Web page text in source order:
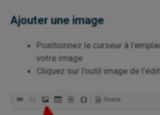
Ajouter une image
Positionnez le curseur à
votre image
Cliquez sur l’outil image de